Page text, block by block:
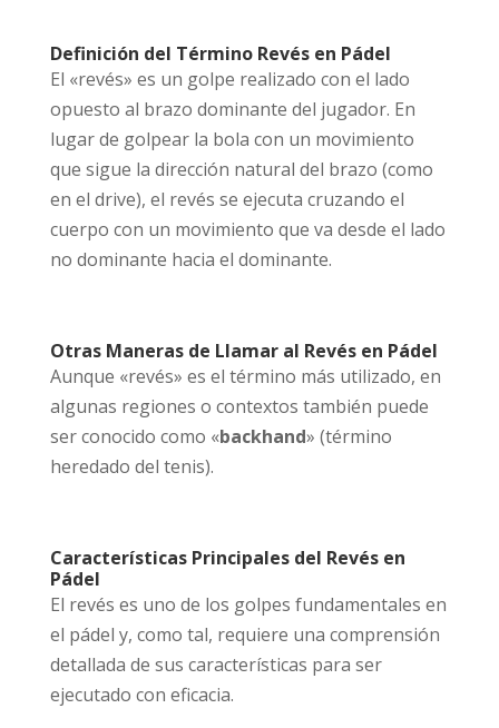
Definición del Término Revés en Pádel
El «revés» es un golpe realizado con el lado
opuesto al brazo dominante del jugador. En
lugar de golpear la bola con un movimiento
que sigue la dirección natural del brazo (como
en el drive), el revés se ejecuta cruzando el
cuerpo con un movimiento que va desde el lado
no dominante hacia el dominante.
Otras Maneras de Llamar al Revés en Pádel
Aunque «revés» es el término más utilizado, en
algunas regiones o contextos también puede
ser conocido como «backhand» (término
heredado del tenis).
Características Principales del Revés en
Pádel
El revés es uno de los golpes fundamentales en
el pádel y, como tal, requiere una comprensión
detallada de sus características para ser
ejecutado con eficacia.